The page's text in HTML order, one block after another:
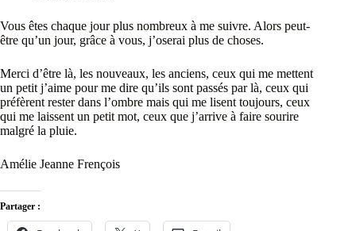
Vous êtes chaque jour plus nombreux à me suivre. Alors peut-
être qu’un jour, grâce à vous, j’oserai plus de choses.
Merci d’être là, les nouveaux, les anciens, ceux qui me mettent
un petit j’aime pour me dire qu’ils sont passés par là, ceux qui
préfèrent rester dans l’ombre mais qui me lisent toujours, ceux
qui me laissent un petit mot, ceux que j’arrive à faire sourire
malgré la pluie.
Amélie Jeanne Frençois
Partager :